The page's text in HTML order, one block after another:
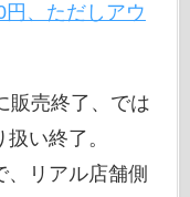
、ただしアウ
販売終了、では
い終了。
リアル店舗側